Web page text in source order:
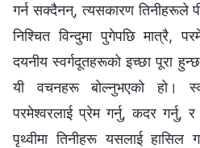
गर्न सक्दैनन्, त्यसकारण तिनीहरूले
निश्चित विन्दुमा पुगेपछि मात्रै,
दयनीय स्वर्गदूतहरूको इच्छा पूरा
यी वचनहरू बोल्नुभएको हो।
परमेश्‍वरलाई प्रेम गर्नु, कदर गर्नु, र
पृथ्वीमा तिनीहरू यसलाई